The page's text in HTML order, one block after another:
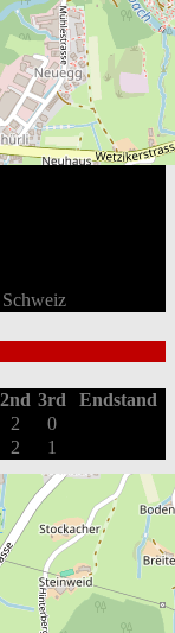
2nd 3rd
Endstand
2
0
2 1
G
PIM